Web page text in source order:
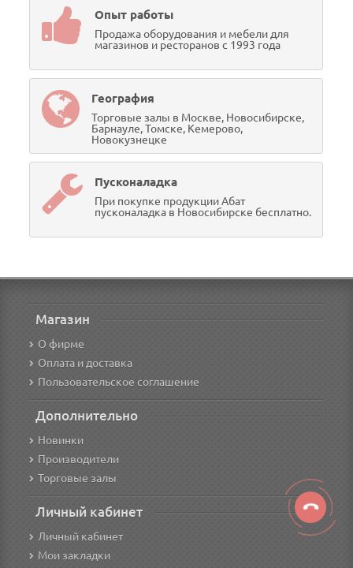
Опыт работы
Продажа оборудования и мебели для
магазинов и ресторанов с 1993 года
География
Торговые залы в Москве, Новосибирске,
Барнауле, Томске, Кемерово,
Новокузнецке
Пусконаладка
При покупке продукции Абат
пусконаладка в Новосибирске бесплатно.
Магазин
О фирме
Оплата и доставка
Пользовательское соглашение
Дополнительно
Новинки
Производители
Торговые залы
Личный кабинет
Личный кабинет
Мои закладки